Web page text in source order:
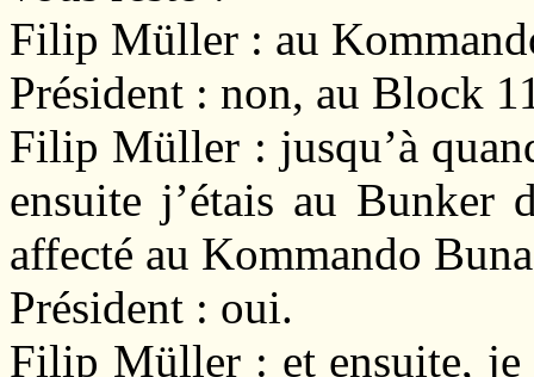
Filip Müller : au
Président : non, au Block
Filip Müller : jusqu’à
ensuite j’étais au
affecté au Kommando
Président : oui.
Filip Müller : et ensuite, je